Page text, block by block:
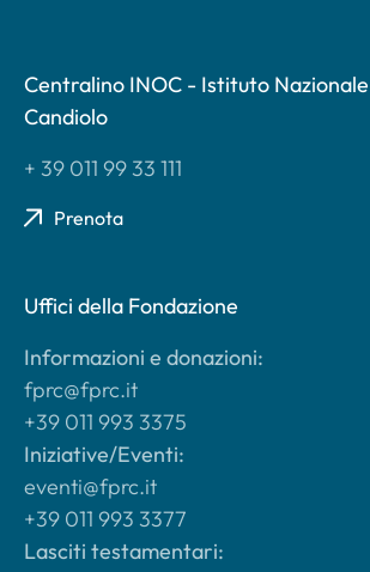
Centralino INOC - Istituto
Candiolo
+ 39 011 99 33 111
Prenota
Uffici della Fondazione
Informazioni e donazioni:
fprc@fprc.it
+39 011 993 3375
Iniziative/Eventi:
eventi@fprc.it
+39 011 993 3377
Lasciti testamentari: